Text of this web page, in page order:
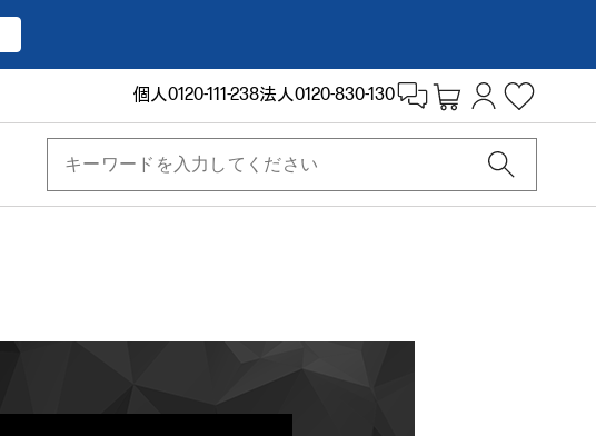
個人0120-111-238法人0120-830-130